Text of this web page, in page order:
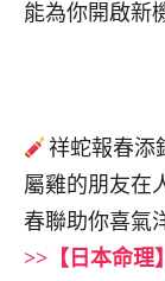
能為你開啟新
祥蛇報春添
屬雞的朋友在
春聯助你喜氣
>>【日本命理